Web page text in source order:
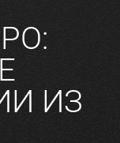
ИЗ